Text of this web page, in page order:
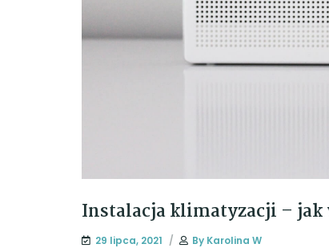
Instalacja klimatyzacji –
29 lipca, 2021 By Karolina W